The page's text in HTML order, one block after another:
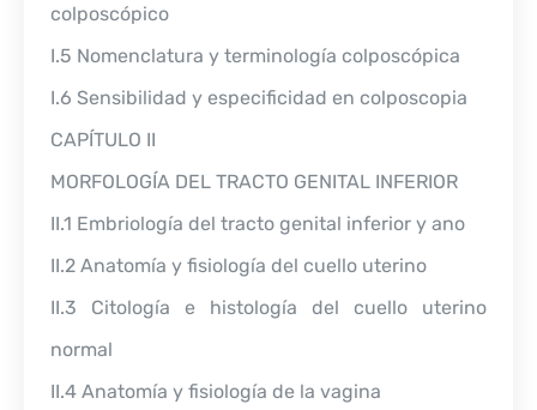
colposcópico
I.5 Nomenclatura y terminología colposcópica
I.6 Sensibilidad y especificidad en colposcopia
CAPÍTULO II
MORFOLOGÍA DEL TRACTO GENITAL INFERIOR
II.1 Embriología del tracto genital inferior y ano
II.2 Anatomía y fisiología del cuello uterino
II.3 Citología e histología del cuello uterino
normal
II.4 Anatomía y fisiología de la vagina